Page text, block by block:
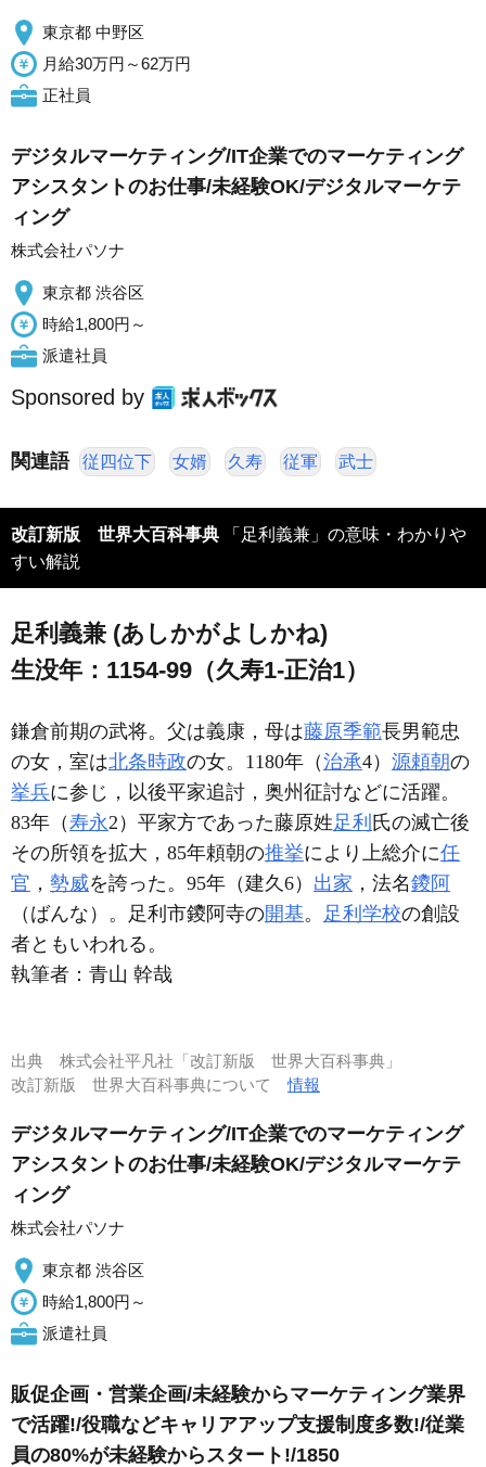
東京都 中野区
月給30万円～62万円
正社員
デジタルマーケティング/IT企業でのマーケティング
アシスタントのお仕事/未経験OK/デジタルマーケテ
ィング
株式会社パソナ
東京都 渋谷区
時給1,800円～
派遣社員
Sponsored by
関連語 従四位下 女婿 久寿 従軍 武士
改訂新版 世界大百科事典 「足利義兼」の意味・わかりや
すい解説
足利義兼 (あしかがよしかね)
生没年：1154-99（久寿1-正治1）
鎌倉前期の武将。父は義康，母は藤原季範長男範忠
の女，室は北条時政の女。1180年（治承4） 源頼朝の
挙兵に参じ，以後平家追討，奥州征討などに活躍。
83年（ 寿永2）平家方であった藤原姓足利 氏の滅亡後
その所領を拡大，85年頼朝の推挙により上総介に任
官 ， 勢威を誇った。95年（建久6） 出家 ，法名鑁阿
（ばんな）。足利市鑁阿寺の開基。 足利学校の創設
者ともいわれる。
執筆者： 青山 幹哉
出典 株式会社平凡社「改訂新版 世界大百科事典」
改訂新版 世界大百科事典について情報
デジタルマーケティング/IT企業でのマーケティング
アシスタントのお仕事/未経験OK/デジタルマーケテ
ィング
株式会社パソナ
東京都 渋谷区
時給1,800円～
派遣社員
販促企画・営業企画/未経験からマーケティング業界
で活躍!/役職などキャリアアップ支援制度多数!/従業
員の80%が未経験からスタート!/1850